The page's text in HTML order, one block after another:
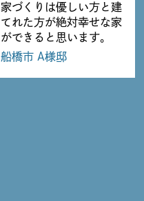
家づくりは優しい方と建
てれた方が絶対幸せな家
ができると思います。
船橋市 A様邸